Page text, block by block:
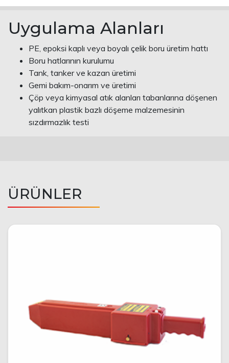
Uygulama Alanları
PE, epoksi kaplı veya boyalı çelik boru üretim hattı
Boru hatlarının kurulumu
Tank, tanker ve kazan üretimi
Gemi bakım-onarım ve üretimi
Çöp veya kimyasal atık alanları tabanlarına döşenen
yalıtkan plastik bazlı döşeme malzemesinin
sızdırmazlık testi
ÜRÜNLER